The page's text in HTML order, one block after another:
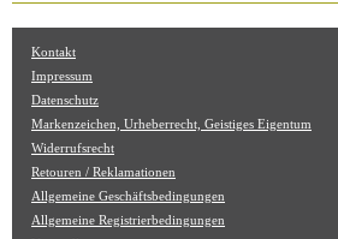
Kontakt
Impressum
Datenschutz
Markenzeichen, Urheberrecht, Geistiges Eigentum
Widerrufsrecht
Retouren / Reklamationen
Allgemeine Geschäftsbedingungen
Allgemeine Registrierbedingungen